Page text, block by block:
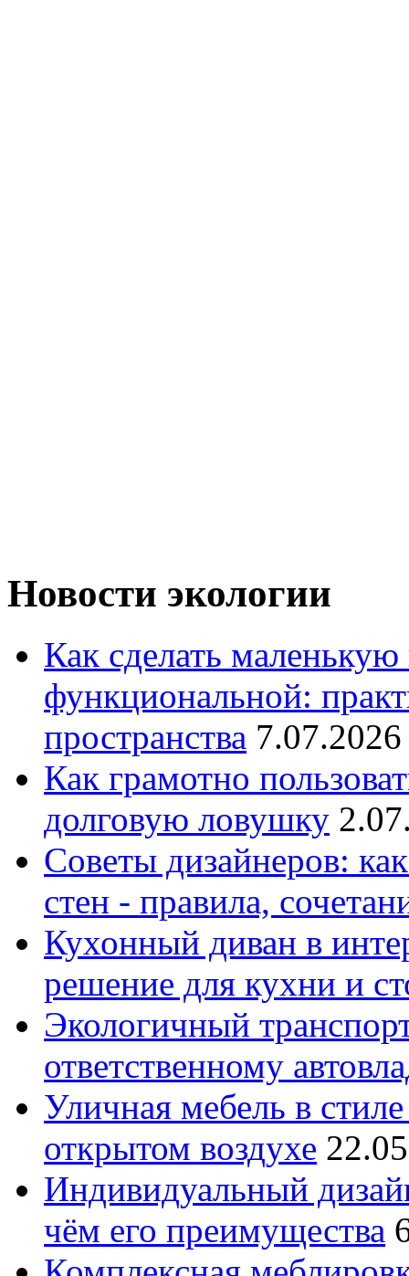
Новости экологии
Как сделать
функциональной:
пространства
Как грамотно
долговую ловушку
Советы дизайнеров:
стен - правила,
Кухонный диван в
решение для кухни и
Экологичный
ответственному
Уличная мебель в
открытом воздухе
Индивидуальный
чём его преимущества